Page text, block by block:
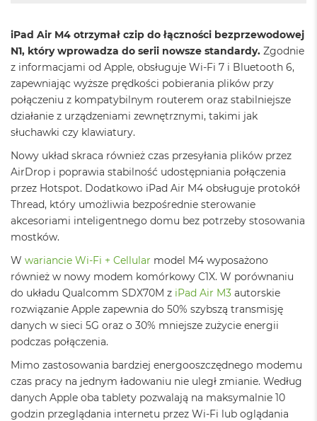
a
t
a
M
a
c
B
o
k
A
i
r
P
ł
n
c
M
a
B
o
o
k
A
i
iPad Air M4 otrzymał czip do łączności bezprzewodowej
N1, który wprowadza do serii nowsze standardy. Zgodnie
z informacjami od Apple, obsługuje Wi-Fi 7 i Bluetooth 6,
zapewniając wyższe prędkości pobierania plików przy
połączeniu z kompatybilnym routerem oraz stabilniejsze
działanie z urządzeniami zewnętrznymi, takimi jak
słuchawki czy klawiatury.
Nowy układ skraca również czas przesyłania plików przez
AirDrop i poprawia stabilność udostępniania połączenia
przez Hotspot. Dodatkowo iPad Air M4 obsługuje protokół
Thread, który umożliwia bezpośrednie sterowanie
akcesoriami inteligentnego domu bez potrzeby stosowania
mostków.
W wariancie Wi-Fi + Cellular model M4 wyposażono
również w nowy modem komórkowy C1X. W porównaniu
do układu Qualcomm SDX70M z iPad Air M3 autorskie
rozwiązanie Apple zapewnia do 50% szybszą transmisję
danych w sieci 5G oraz o 30% mniejsze zużycie energii
podczas połączenia.
Mimo zastosowania bardziej energooszczędnego modemu
czas pracy na jednym ładowaniu nie uległ zmianie. Według
danych Apple oba tablety pozwalają na maksymalnie 10
godzin przeglądania internetu przez Wi-Fi lub oglądania